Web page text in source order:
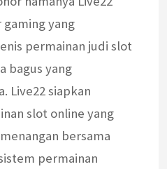
yang
permainan judi slot
bagus yang
Live22 siapkan
slot online yang
bersama
permainan